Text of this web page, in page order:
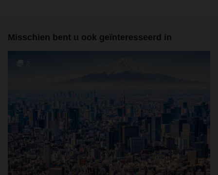
Misschien bent u ook geïnteresseerd in